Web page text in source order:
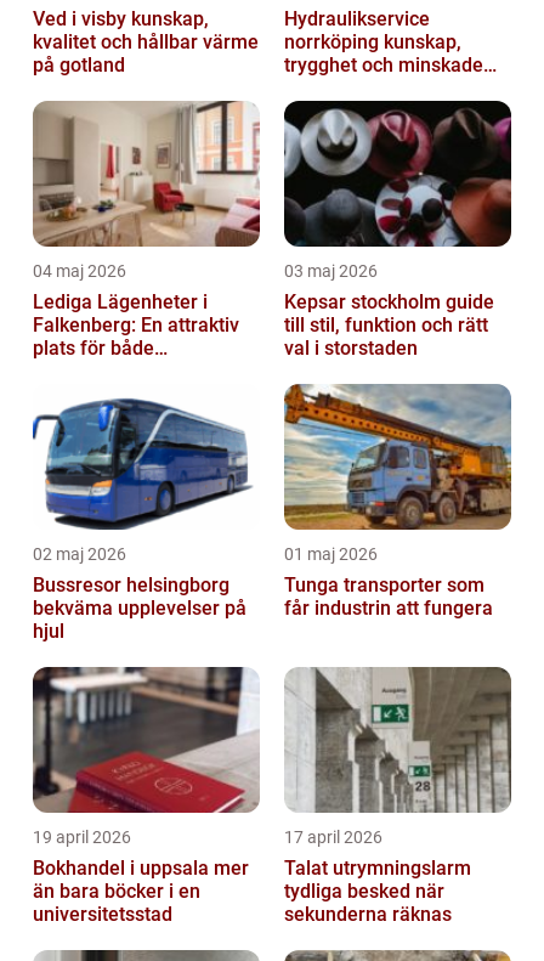
Ved i visby kunskap,
kvalitet och hållbar värme
på gotland
Hydraulikservice
norrköping kunskap,
trygghet och minskade
04 maj 2026
Lediga Lägenheter i
Falkenberg: En attraktiv
plats för både
semesterfirare
03 maj 2026
Kepsar stockholm guide
till stil, funktion och rätt
val i storstaden
02 maj 2026
Bussresor helsingborg
bekväma upplevelser på
hjul
01 maj 2026
Tunga transporter som
får industrin att fungera
19 april 2026
Bokhandel i uppsala mer
än bara böcker i en
universitetsstad
17 april 2026
Talat utrymningslarm
tydliga besked när
sekunderna räknas